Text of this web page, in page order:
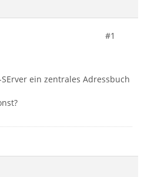
#1
ein zentrales Adressbuch